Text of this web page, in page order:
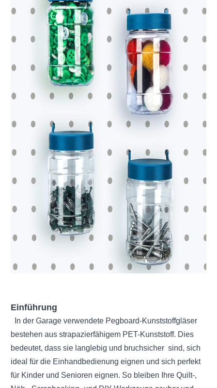
Einführung
In der Garage verwendete Pegboard-Kunststoffgläser
bestehen aus strapazierfähigem PET-Kunststoff. Dies
bedeutet, dass sie langlebig und bruchsicher sind, sich
ideal für die Einhandbedienung eignen und sich perfekt
für Kinder und Senioren eignen. So bleiben
Ihre Quilt-,